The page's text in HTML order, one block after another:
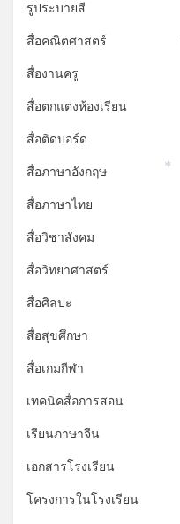
รูประบายสี
สื่อคณิตศาสตร์
สื่องานครู
สื่อตกแต่งห้องเรียน
สื่อติดบอร์ด
สื่อภาษาอังกฤษ
สื่อภาษาไทย
สื่อวิชาสังคม
สื่อวิทยาศาสตร์
สื่อศิลปะ
สื่อสุขศึกษา
สื่อเกมกีฬา
เทคนิคสื่อการสอน
เรียนภาษาจีน
เอกสารโรงเรียน
โครงการในโรงเรียน